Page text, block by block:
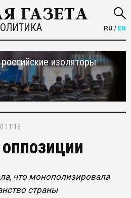
RU /EN
изоляторы
11:16
что монополизировала
страны